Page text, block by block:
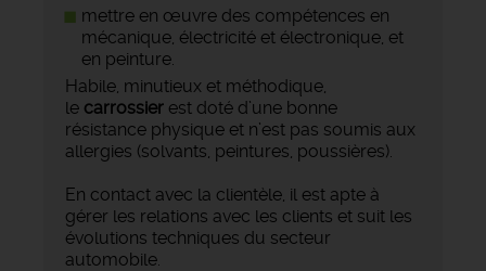
mettre en œuvre des compétences en
mécanique, électricité et électronique, et
en peinture.
Habile, minutieux et méthodique,
le carrossier est doté d’une bonne
résistance physique et n’est pas soumis aux
allergies (solvants, peintures, poussières).
En contact avec la clientèle, il est apte à
gérer les relations avec les clients et suit les
évolutions techniques du secteur
automobile.